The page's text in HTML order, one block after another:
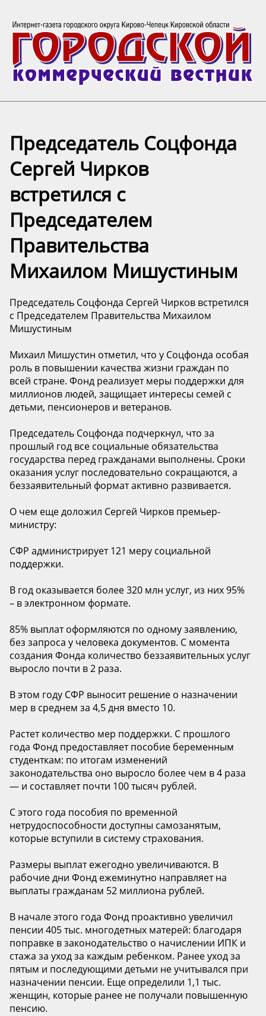
Председатель Соцфонда
Сергей Чирков
встретился с
Председателем
Правительства
Михаилом Мишустиным
Председатель Соцфонда Сергей Чирков встретился
с Председателем Правительства Михаилом
Мишустиным
Михаил Мишустин отметил, что у Соцфонда особая
роль в повышении качества жизни граждан по
всей стране. Фонд реализует меры поддержки для
миллионов людей, защищает интересы семей с
детьми, пенсионеров и ветеранов.
Председатель Соцфонда подчеркнул, что за
прошлый год все социальные обязательства
государства перед гражданами выполнены. Сроки
оказания услуг последовательно сокращаются, а
беззаявительный формат активно развивается.
О чем еще доложил Сергей Чирков премьер-
министру:
СФР администрирует 121 меру социальной
поддержки.
В год оказывается более 320 млн услуг, из них 95%
– в электронном формате.
85% выплат оформляются по одному заявлению,
без запроса у человека документов. С момента
создания Фонда количество беззаявительных услуг
выросло почти в 2 раза.
В этом году СФР выносит решение о назначении
мер в среднем за 4,5 дня вместо 10.
Растет количество мер поддержки. С прошлого
года Фонд предоставляет пособие беременным
студенткам: по итогам изменений
законодательства оно выросло более чем в 4 раза
— и составляет почти 100 тысяч рублей.
С этого года пособия по временной
нетрудоспособности доступны самозанятым,
которые вступили в систему страхования.
Размеры выплат ежегодно увеличиваются. В
рабочие дни Фонд ежеминутно направляет на
выплаты гражданам 52 миллиона рублей.
В начале этого года Фонд проактивно увеличил
пенсии 405 тыс. многодетных матерей: благодаря
поправке в законодательство о начислении ИПК и
стажа за уход за каждым ребенком. Ранее уход за
пятым и последующими детьми не учитывался при
назначении пенсии. Еще определили 1,1 тыс.
женщин, которые ранее не получали повышенную
пенсию.